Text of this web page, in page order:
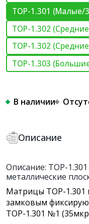
ТОР-1.301 (Малые/
ТОР-1.302
ТОР-1.302
ТОР-1.303
В наличии
Описание
Описание: ТОР-
металлические
Матрицы ТОР-1.301
замковым
ТОР-1.301 №1